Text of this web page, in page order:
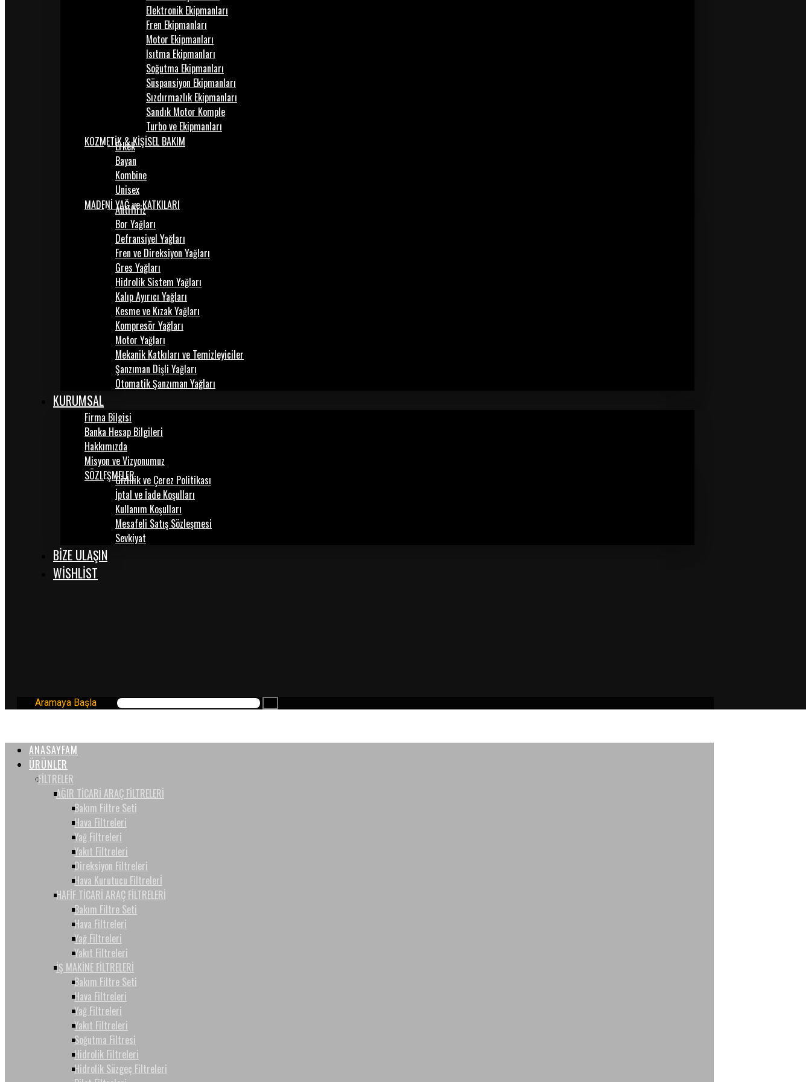
Elektronik Ekipmanları
Fren Ekipmanları
Motor Ekipmanları
Isıtma Ekipmanları
Soğutma Ekipmanları
Süspansiyon Ekipmanları
Sızdırmazlık Ekipmanları
Sandık Motor Komple
Turbo ve Ekipmanları
KOZMETİK & KİŞİSEL BAKIM
Erkek
Bayan
Kombine
Unisex
MADENİ YAĞ ve KATKILARI
Antifiriz
Bor Yağları
Defransiyel Yağları
Fren ve Direksiyon Yağları
Gres Yağları
Hidrolik Sistem Yağları
Kalıp Ayırıcı Yağları
Kesme ve Kızak Yağları
Kompresör Yağları
Motor Yağları
Mekanik Katkıları ve Temizleyiciler
Şanzıman Dişli Yağları
Otomatik Şanzıman Yağları
KURUMSAL
Firma Bilgisi
Banka Hesap Bilgileri
Hakkımızda
Misyon ve Vizyonumuz
SÖZLEŞMELERGizlilik ve Çerez Politikası
İptal ve İade Koşulları
Kullanım Koşulları
Mesafeli Satış Sözleşmesi
Sevkiyat
BİZE ULAŞIN
WISHLIST
Aramaya Başla
ANASAYFAM
ÜRÜNLER
FİLTRELER
AĞIR TİCARİ ARAÇ FİLTRELERİ
Bakım Filtre Seti
Hava Filtreleri
Yağ Filtreleri
Yakıt Filtreleri
Direksiyon Filtreleri
Hava Kurutucu Filtrelerİ
HAFİF TİCARİ ARAÇ FİLTRELERİ
Bakım Filtre Seti
Hava Filtreleri
Yağ Filtreleri
Yakıt Filtreleri
İŞ MAKİNE FİLTRELERİ
Bakım Filtre Seti
Hava Filtreleri
Yağ Filtreleri
Yakıt Filtreleri
Soğutma Filtresi
Hidrolik Filtreleri
Hidrolik Süzgeç Filtreleri